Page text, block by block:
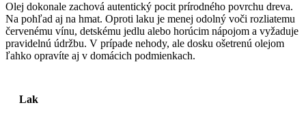
Olej dokonale zachová autentický pocit prírodného povrchu dreva.
Na pohľad aj na hmat. Oproti laku je menej odolný voči rozliatemu
červenému vínu, detskému jedlu alebo horúcim nápojom a vyžaduje
pravidelnú údržbu. V prípade nehody, ale dosku ošetrenú olejom
ľahko opravíte aj v domácich podmienkach.
Lak